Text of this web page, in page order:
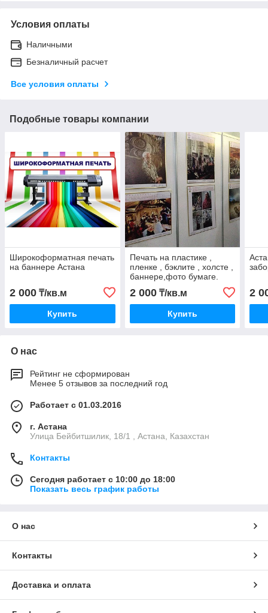
Условия оплаты
Наличными
Безналичный расчет
Все условия оплаты
Подобные товары компании
Широкоформатная печать
на баннере Астана
2 000 ₸/кв.м
Купить
Печать на пластике ,
пленке , бэклите , холсте ,
баннере,фото бумаге.
2 000₸/кв.м
Купить
2
О нас
Рейтинг не сформирован
Менее 5 отзывов за последний год
Работает с 01.03.2016
г. Астана
Улица Бейбитшилик, 18/1 , Астана, Казахстан
Контакты
Сегодня работает с 10:00 до 18:00
Показать весь график работы
О нас
Контакты
Доставка и оплата